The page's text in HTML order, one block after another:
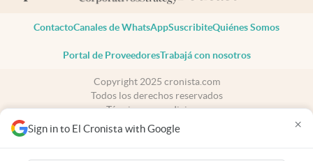
Sign in to El Cronista with Google ×
ContactoCanales de WhatsAppSuscribiteQuiénes Somos
Portal de ProveedoresTrabajá con nosotros
Copyright 2025 cronista.com
Todos los derechos reservados
Términos y condiciones
Privacidad
Consentimiento